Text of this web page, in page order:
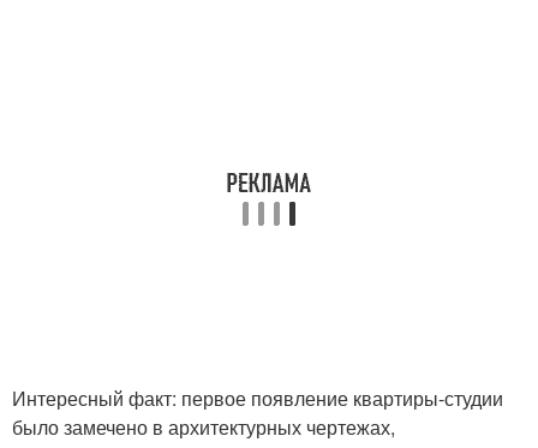
Интересный факт: первое появление квартиры-студии
было замечено в архитектурных чертежах,